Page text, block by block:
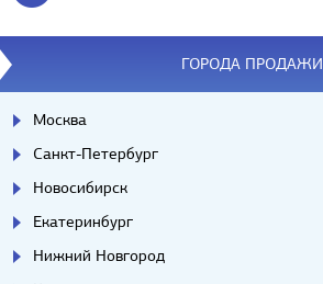
ГОРОДА ПРОДАЖИ
Москва
Санкт-Петербург
Новосибирск
Екатеринбург
Нижний Новгород